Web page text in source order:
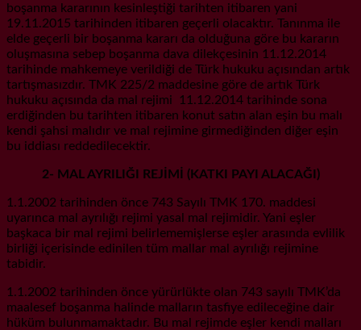
boşanma kararının kesinleştiği tarihten itibaren yani
19.11.2015 tarihinden itibaren geçerli olacaktır. Tanınma ile
elde geçerli bir boşanma kararı da olduğuna göre bu kararın
oluşmasına sebep boşanma dava dilekçesinin 11.12.2014
tarihinde mahkemeye verildiği de Türk hukuku açısından artık
tartışmasızdır. TMK 225/2 maddesine göre de artık Türk
hukuku açısında da mal rejimi 11.12.2014 tarihinde sona
erdiğinden bu tarihten itibaren konut satın alan eşin bu malı
kendi şahsi malıdır ve mal rejimine girmediğinden diğer eşin
bu iddiası reddedilecektir.
2- MAL AYRILIĞI REJİMİ (KATKI PAYI ALACAĞI)
1.1.2002 tarihinden önce 743 Sayılı TMK 170. maddesi
uyarınca mal ayrılığı rejimi yasal mal rejimidir. Yani eşler
başkaca bir mal rejimi belirlememişlerse eşler arasında evlilik
birliği içerisinde edinilen tüm mallar mal ayrılığı rejimine
tabidir.
1.1.2002 tarihinden önce yürürlükte olan 743 sayılı TMK’da
maalesef boşanma halinde malların tasfiye edileceğine dair
hüküm bulunmamaktadır. Bu mal rejimde eşler kendi malları